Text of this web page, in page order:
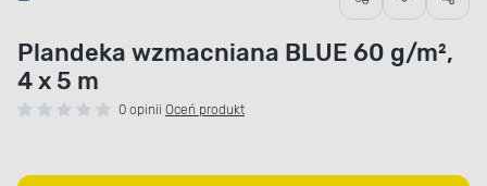
Plandeka wzmacniana BLUE 60 g/m²,
4 x 5 m
0 opinii Oceń produkt